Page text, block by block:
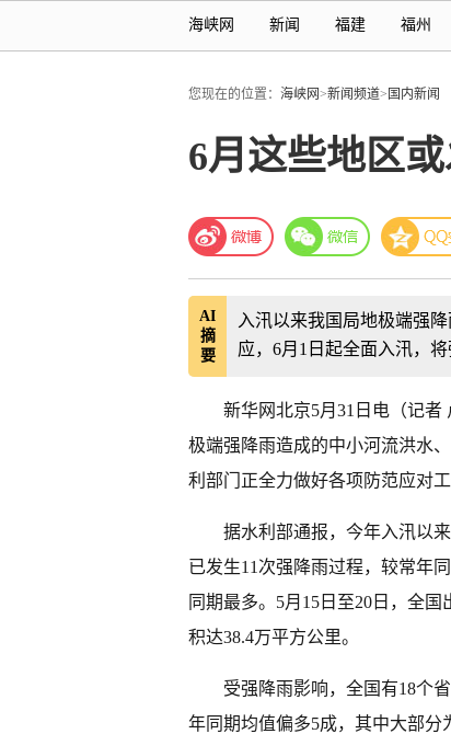
海峡网 新闻 福建 福州
您现在的位置： 海峡网>新闻频道> 国内新闻
6月这些地区
AI
摘
要
入汛以来我国局地极端强
应，6月1日起全面入汛，
新华网北京5月31日电（记
极端强降雨造成的中小河流洪水
利部门正全力做好各项防范应对
据水利部通报，今年入汛以
已发生11次强降雨过程，较常年
同期最多。5月15日至20日，全
积达38.4万平方公里。
受强降雨影响，全国有18个
年同期均值偏多5成，其中大部分